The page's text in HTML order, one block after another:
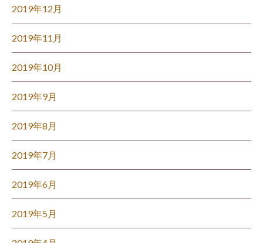
2019年12月
2019年11月
2019年10月
2019年9月
2019年8月
2019年7月
2019年6月
2019年5月